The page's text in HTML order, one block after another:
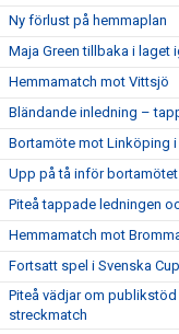
Ny förlust på hemmaplan
Maja Green tillbaka i laget
Hemmamatch mot Vittsjö
Bländande inledning –
Bortamöte mot Linköping
Upp på tå inför
Piteå tappade ledningen
Hemmamatch mot
Fortsatt spel i Svenska
Piteå vädjar om
streckmatch